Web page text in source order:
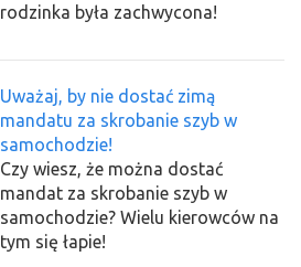
rodzinka była zachwycona!
Uważaj, by nie dostać zimą
mandatu za skrobanie szyb w
samochodzie!
Czy wiesz, że można dostać
mandat za skrobanie szyb w
samochodzie? Wielu kierowców na
tym się łapie!